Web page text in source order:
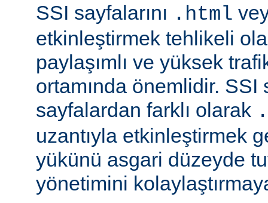
SSI sayfalarını .html
etkinleştirmek tehlikeli
paylaşımlı ve yüksek
ortamında önemlidir. SSI
sayfalardan farklı olarak
uzantıyla etkinleştirmek
yükünü asgari düzeyde
yönetimini